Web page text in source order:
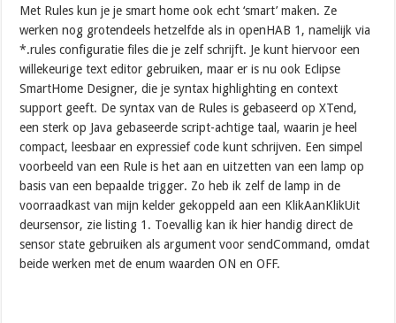
Met Rules kun je je smart home ook echt ‘smart’ maken. Ze
werken nog grotendeels hetzelfde als in openHAB 1, namelijk via
*.rules configuratie files die je zelf schrijft. Je kunt hiervoor een
willekeurige text editor gebruiken, maar er is nu ook Eclipse
SmartHome Designer, die je syntax highlighting en context
support geeft. De syntax van de Rules is gebaseerd op XTend,
een sterk op Java gebaseerde script-achtige taal, waarin je heel
compact, leesbaar en expressief code kunt schrijven. Een simpel
voorbeeld van een Rule is het aan en uitzetten van een lamp op
basis van een bepaalde trigger. Zo heb ik zelf de lamp in de
voorraadkast van mijn kelder gekoppeld aan een KlikAanKlikUit
deursensor, zie listing 1. Toevallig kan ik hier handig direct de
sensor state gebruiken als argument voor sendCommand, omdat
beide werken met de enum waarden ON en OFF.